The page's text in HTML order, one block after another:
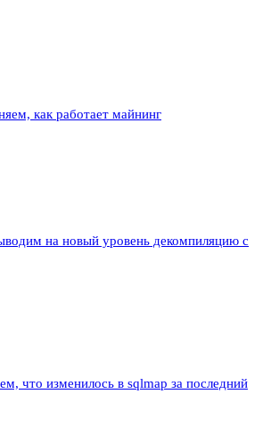
как работает майнинг
на новый уровень декомпиляцию с
что изменилось в sqlmap за последний